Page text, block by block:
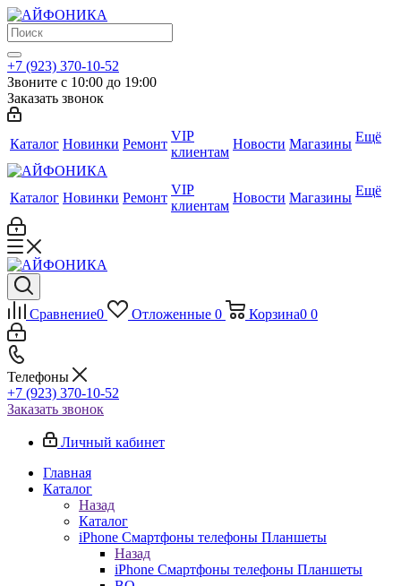
+7 (923) 370-10-52
Звоните с 10:00 до 19:00
Заказать звонок
Каталог Новинки Ремонт
VIP
клиентам
Новости Магазины Ещё
Каталог Новинки Ремонт
VIP
клиентам
Новости Магазины Ещё
Сравнение0 Отложенные 0 Корзина0 0
Телефоны
+7 (923) 370-10-52
Заказать звонок
Личный кабинет
Главная
Каталог
Назад
Каталог
iPhone Смартфоны телефоны Планшеты
Назад
iPhone Смартфоны телефоны Планшеты